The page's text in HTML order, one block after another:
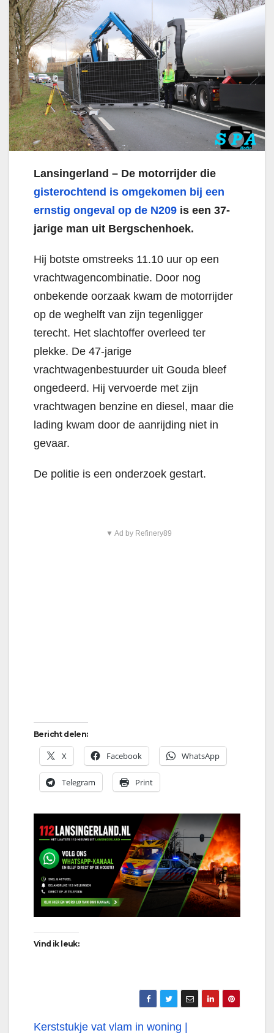
Lansingerland – De motorrijder die
gisterochtend is omgekomen bij een
ernstig ongeval op de N209 is een 37-
jarige man uit Bergschenhoek.
Hij botste omstreeks 11.10 uur op een
vrachtwagencombinatie. Door nog
onbekende oorzaak kwam de motorrijder
op de weghelft van zijn tegenligger
terecht. Het slachtoffer overleed ter
plekke. De 47-jarige
vrachtwagenbestuurder uit Gouda bleef
ongedeerd. Hij vervoerde met zijn
vrachtwagen benzine en diesel, maar die
lading kwam door de aanrijding niet in
gevaar.
De politie is een onderzoek gestart.
▼ Ad by Refinery89
Bericht delen:
X Facebook WhatsApp
Telegram Print
Vind ik leuk:
Bericht
Kerststukje vat vlam in woning |